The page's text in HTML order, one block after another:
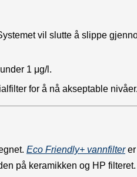
vil slutte å slippe
1 μg/l.
for å nå akseptable nivåer.
Eco Friendly+ vannfilterer
på keramikken og HP